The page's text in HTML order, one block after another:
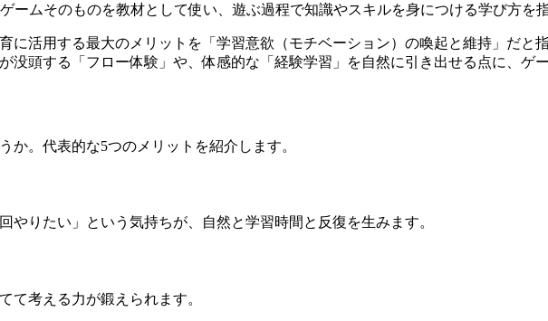
ムそのものを教材として使い、遊ぶ過程で知識やスキルを身につける学び方を指
に活用する最大のメリットを「学習意欲（モチベーション）の喚起と維持」だと
頭する「フロー体験」や、体感的な「経験学習」を自然に引き出せる点に、ゲ
。代表的な5つのメリットを紹介します。
りたい」という気持ちが、自然と学習時間と反復を生みます。
て考える力が鍛えられます。